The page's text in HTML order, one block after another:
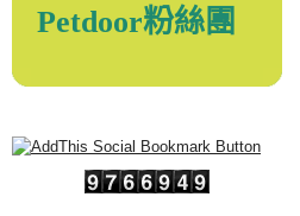
Petdoor粉絲團